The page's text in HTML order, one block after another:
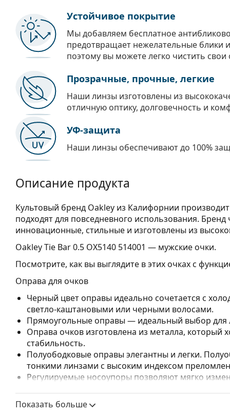
Устойчивое покрытие
Мы добавляем бесплатное
предотвращает нежелательные блики
поэтому вы можете легко чистить свои
Прозрачные, прочные, легкие
Наши линзы изготовлены из
отличную оптику, долговечность и
УФ-защита
Наши линзы обеспечивают до 100%
Описание продукта
Культовый бренд Oakley из Калифорнии
подходят для повседневного использования.
инновационные, стильные и изготовлены из
Oakley Tie Bar 0.5 OX5140 514001 — мужские очки.
Посмотрите, как вы выглядите в этих очках с
Оправа для очков
Черный цвет оправы идеально сочетается с
светло-каштановыми или черными волосами.
Прямоугольные оправы — идеальный выбор для
Оправа очков изготовлена из металла,
стабильность.
Полуободковые оправы элегантны и легки.
тонкими линзами с высоким индексом
Регулируемые носоупоры позволяют мягко
чтобы предотвратить повреждение или поломку.
Оправы были разработаны для удовлетворения
Показать больше